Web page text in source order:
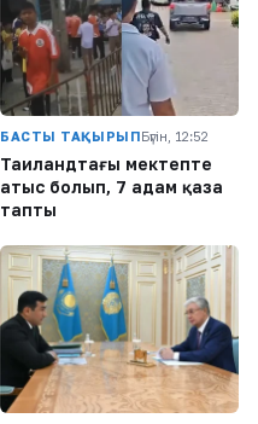
БАСТЫ ТАҚЫРЫПБүгін, 12:52
Таиландтағы мектепте
атыс болып, 7 адам қаза
тапты